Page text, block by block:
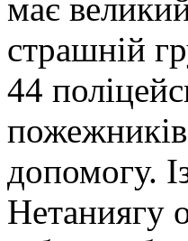
має
страшній
44
допомогу.
Нетаниягу